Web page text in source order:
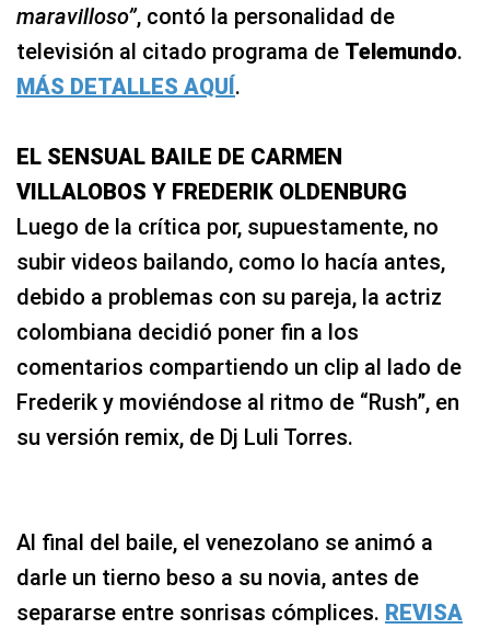
maravilloso”, contó la personalidad de
televisión al citado programa de Telemundo.
MÁS DETALLES AQUÍ.
EL SENSUAL BAILE DE CARMEN
VILLALOBOS Y FREDERIK OLDENBURG
Luego de la crítica por, supuestamente, no
subir videos bailando, como lo hacía antes,
debido a problemas con su pareja, la actriz
colombiana decidió poner fin a los
comentarios compartiendo un clip al lado de
Frederik y moviéndose al ritmo de “Rush”, en
su versión remix, de Dj Luli Torres.
Al final del baile, el venezolano se animó a
darle un tierno beso a su novia, antes de
separarse entre sonrisas cómplices. REVISA